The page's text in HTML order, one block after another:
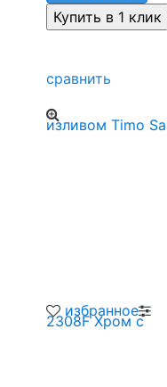
сравнить
избранное